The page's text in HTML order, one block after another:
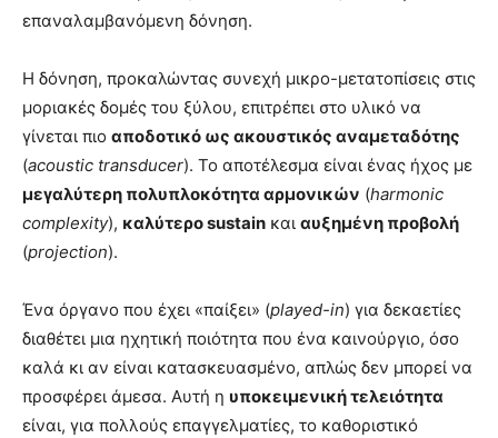
επαναλαμβανόμενη δόνηση.
Η δόνηση, προκαλώντας συνεχή μικρο-μετατοπίσεις στις
μοριακές δομές του ξύλου, επιτρέπει στο υλικό να
γίνεται πιο αποδοτικό ως ακουστικός αναμεταδότης
(acoustic transducer). Το αποτέλεσμα είναι ένας ήχος με
μεγαλύτερη πολυπλοκότητα αρμονικών (harmonic
complexity), καλύτερο sustain και αυξημένη προβολή
(projection).
Ένα όργανο που έχει «παίξει» (played-in) για δεκαετίες
διαθέτει μια ηχητική ποιότητα που ένα καινούργιο, όσο
καλά κι αν είναι κατασκευασμένο, απλώς δεν μπορεί να
προσφέρει άμεσα. Αυτή η υποκειμενική τελειότητα
είναι, για πολλούς επαγγελματίες, το καθοριστικό